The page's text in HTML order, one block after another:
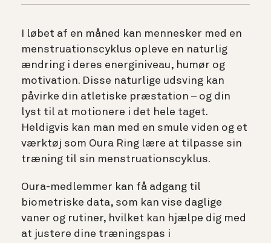
I løbet af en måned kan mennesker med en
menstruationscyklus opleve en naturlig
ændring i deres energiniveau, humør og
motivation. Disse naturlige udsving kan
påvirke din atletiske præstation – og din
lyst til at motionere i det hele taget.
Heldigvis kan man med en smule viden og et
værktøj som Oura Ring lære at tilpasse sin
træning til sin menstruationscyklus.
Oura-medlemmer kan få adgang til
biometriske data, som kan vise daglige
vaner og rutiner, hvilket kan hjælpe dig med
at justere dine træningspas i